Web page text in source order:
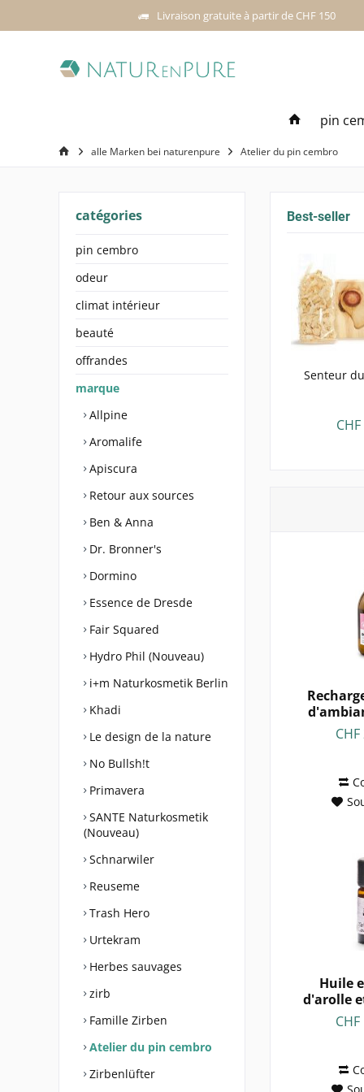
Livraison gratuite à partir de CHF 150
pin
alle Marken bei naturenpure Atelier du pin cembro
catégories
pin cembro
odeur
climat intérieur
beauté
offrandes
marque
Allpine
Aromalife
Apiscura
Retour aux sources
Ben & Anna
Dr. Bronner's
Dormino
Essence de Dresde
Fair Squared
Hydro Phil (Nouveau)
i+m Naturkosmetik Berlin
Khadi
Le design de la nature
No Bullsh!t
Primavera
SANTE Naturkosmetik
(Nouveau)
Schnarwiler
Reuseme
Trash Hero
Urtekram
Herbes sauvages
zirb
Famille Zirben
Atelier du pin cembro
Zirbenlüfter
Best-seller
Senteur
Huile
d'arolle